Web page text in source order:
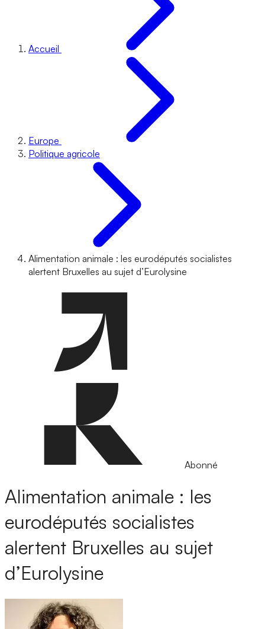
Accueil
Europe
Politique agricole
Alimentation animale : les eurodéputés socialistes
alertent Bruxelles au sujet d’Eurolysine
Abonné
Alimentation animale : les
eurodéputés socialistes
alertent Bruxelles au sujet
d’Eurolysine